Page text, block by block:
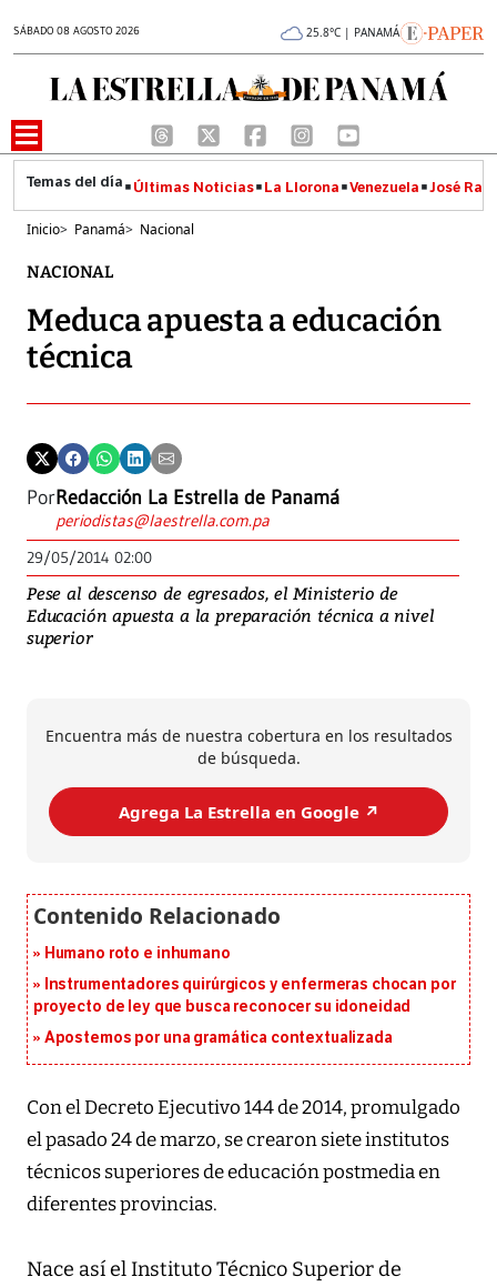
SÁBADO 08 AGOSTO 2026 25.8°C | PANAMÁ
Últimas Noticias La Llorona Venezuela José
Inicio> Panamá> Nacional
NACIONAL
Meduca apuesta a educación
técnica
PorRedacción La Estrella de Panamá
periodistas@laestrella.com.pa
29/05/2014 02:00
Pese al descenso de egresados, el Ministerio de
Educación apuesta a la preparación técnica a nivel
superior
Encuentra más de nuestra cobertura en los resultados
de búsqueda.
Agrega La Estrella en Google ↗️
Humano roto e inhumano
Instrumentadores quirúrgicos y enfermeras chocan por
proyecto de ley que busca reconocer su idoneidad
Apostemos por una gramática contextualizada
Con el Decreto Ejecutivo 144 de 2014, promulgado
el pasado 24 de marzo, se crearon siete institutos
técnicos superiores de educación postmedia en
diferentes provincias.
Nace así el Instituto Técnico Superior de